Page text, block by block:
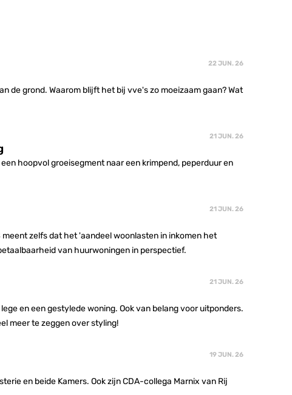
22 JUN. 26
de grond. Waarom blijft het bij vve's zo moeizaam gaan? Wat
21 JUN. 26
hoopvol groeisegment naar een krimpend, peperduur en
21 JUN. 26
zelfs dat het 'aandeel woonlasten in inkomen het
van huurwoningen in perspectief.
21 JUN. 26
en een gestylede woning. Ook van belang voor uitponders.
meer te zeggen over styling!
19 JUN. 26
en beide Kamers. Ook zijn CDA-collega Marnix van Rij